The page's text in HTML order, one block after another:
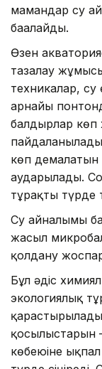
мамандар су
бағалайды.
Өзен
тазалау
техникалар, су
арнайы
балдырлар көп
көп демалатын
аударылады.
тұрақты түрде
Су айналымы
жасыл
қолдану
Бұл әдіс
экологиялық
қосылыстарын
көбеюіне ықпал